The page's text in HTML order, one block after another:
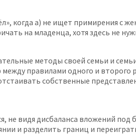
когда а) не ищет примирения с
на младенца, хотя здесь не
методы своей семьи и
правилами одного и второго
собственные
не видя дисбаланса вложений под
и разделить границ и